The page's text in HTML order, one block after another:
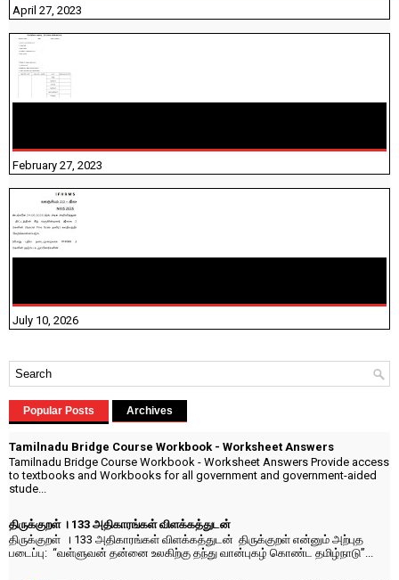
April 27, 2023
February 27, 2023
July 10, 2026
Popular Posts Archives
Tamilnadu Bridge Course Workbook - Worksheet Answers
Tamilnadu Bridge Course Workbook - Worksheet Answers Provide access
to textbooks and Workbooks for all government and government-aided
stude...
திருக்குறள் । 133 அதிகாரங்கள் விளக்கத்துடன்
திருக்குறள் । 133 அதிகாரங்கள் விளக்கத்துடன் திருக்குறள் என்னும் அற்புத
படைப்பு: “வள்ளுவன் தன்னை உலகிற்கு தந்து வான்புகழ் கொண்ட தமிழ்நாடு”...